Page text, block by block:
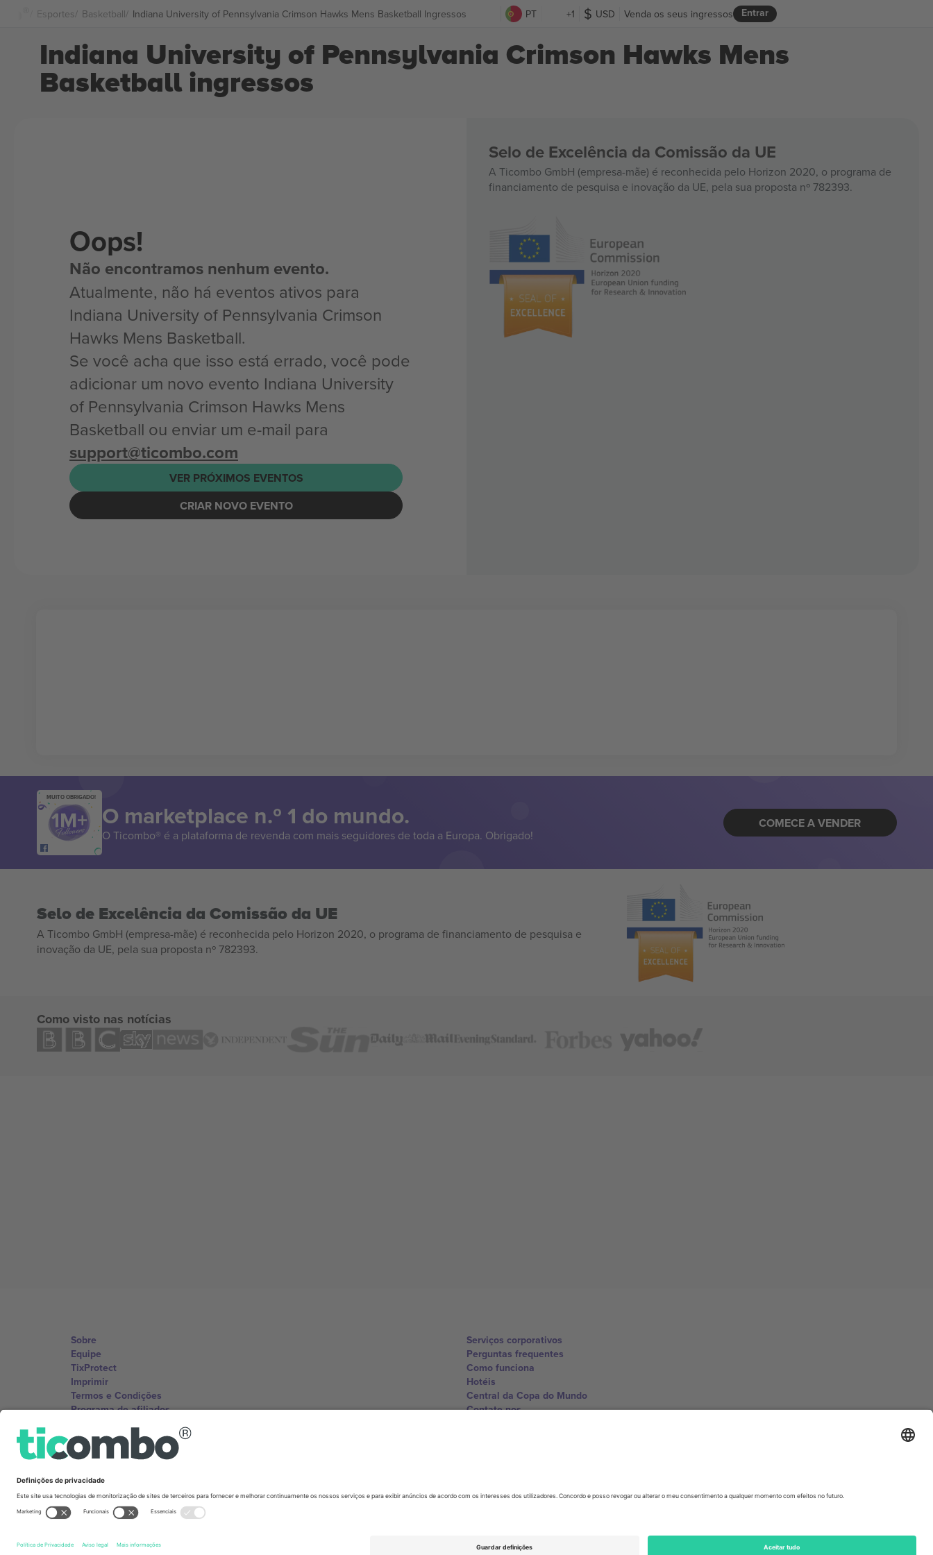
Esportes Basketball Indiana University of Pennsylvania Crimson Hawks Mens Basketball Ingressos PT +1 USD Entrar
Venda os seus ingressos
Indiana University of Pennsylvania Crimson Hawks Mens
Basketball ingressos
Oops!
Não encontramos nenhum evento.
Atualmente, não há eventos ativos para
Indiana University of Pennsylvania Crimson
Hawks Mens Basketball.
Se você acha que isso está errado, você pode
adicionar um novo evento Indiana University
of Pennsylvania Crimson Hawks Mens
Basketball ou enviar um e-mail para
support@ticombo.com
VER PRÓXIMOS EVENTOS
CRIAR NOVO EVENTO
Selo de Excelência da Comissão da UE
A Ticombo GmbH (empresa-mãe) é reconhecida pelo Horizon 2020, o programa de
financiamento de pesquisa e inovação da UE, pela sua proposta nº 782393.
MUITO OBRIGADO!
O marketplace n.º 1 do mundo.
O Ticombo® é a plataforma de revenda com mais seguidores de toda a Europa. Obrigado!
COMECE A VENDER
Selo de Excelência da Comissão da UE
A Ticombo GmbH (empresa-mãe) é reconhecida pelo Horizon 2020, o programa de financiamento de pesquisa e
inovação da UE, pela sua proposta nº 782393.
Como visto nas notícias
Sobre
Equipe
TixProtect
Imprimir
Termos e Condições
Programa de afiliados
Serviços corporativos
Perguntas frequentes
Como funciona
Hotéis
Central da Copa do Mundo
Contate-nos
Escritórios Ticombo
Germany United Kingdom